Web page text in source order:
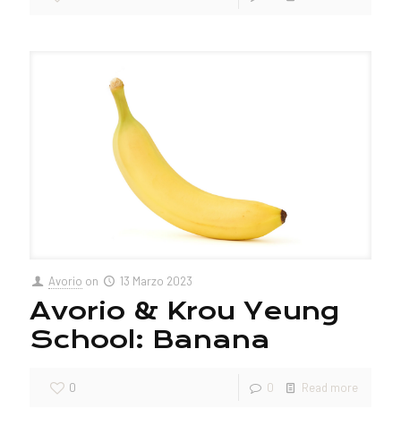
Avorio on 13 Marzo 2023
Avorio & Krou Yeung
School: Banana
0 0 Read more